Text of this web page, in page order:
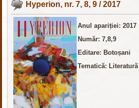
Hyperion, nr. 7, 8, 9 / 2017
Anul apariției: 2017
Număr: 7,8,9
Editare: Botoșani
Tematică: Literatură